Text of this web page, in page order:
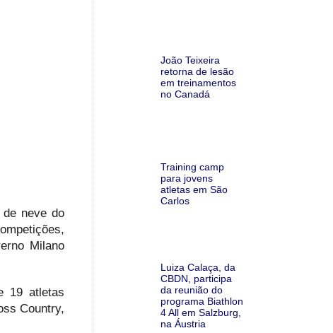
neve do
Milano
19 atletas
Country,
João Teixeira
retorna de lesão
em treinamentos
no Canadá
Training camp
para jovens
atletas em São
Carlos
Luiza Calaça, da
CBDN, participa
da reunião do
programa Biathlon
4 All em Salzburg,
na Áustria